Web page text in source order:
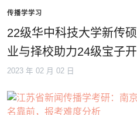
传播学学习
22级华中科技大学新传
业与择校助力24级宝子
2023 年 02 月 02 日